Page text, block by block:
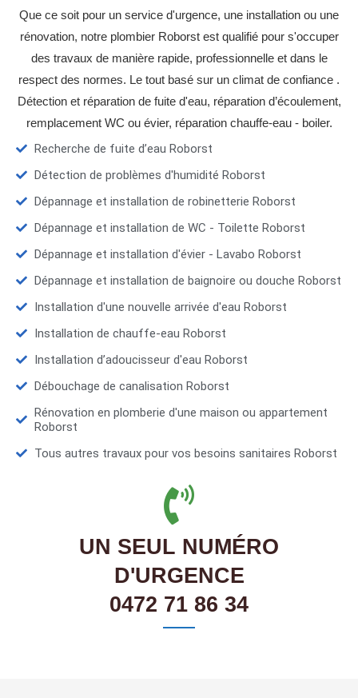
Que ce soit pour un service d'urgence, une installation ou une
rénovation, notre plombier Roborst est qualifié pour s'occuper
des travaux de manière rapide, professionnelle et dans le
respect des normes. Le tout basé sur un climat de confiance .
Détection et réparation de fuite d'eau, réparation d’écoulement,
remplacement WC ou évier, réparation chauffe-eau - boiler.
Recherche de fuite d’eau Roborst
Détection de problèmes d'humidité Roborst
Dépannage et installation de robinetterie Roborst
Dépannage et installation de WC - Toilette Roborst
Dépannage et installation d'évier - Lavabo Roborst
Dépannage et installation de baignoire ou douche Roborst
Installation d'une nouvelle arrivée d'eau Roborst
Installation de chauffe-eau Roborst
Installation d’adoucisseur d'eau Roborst
Débouchage de canalisation Roborst
Rénovation en plomberie d'une maison ou appartement
Roborst
Tous autres travaux pour vos besoins sanitaires Roborst
UN SEUL NUMÉRO
D'URGENCE
0472 71 86 34